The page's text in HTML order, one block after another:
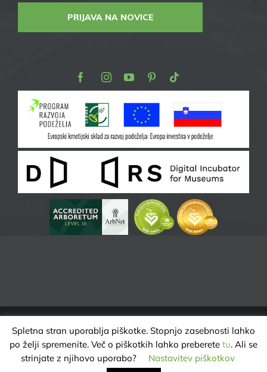
PRIJAVA NA NOVICE
FacebookInstagram
YoutubePinterest
ARBORETUM VOLČJI POTOK | VSE PRAVICE PRIDRŽANE @ 2025 |
VAROVANJE ZASEBNOSTI
Spletna stran uporablja piškotke. Stopnjo zasebnosti lahko
po želji spremenite. Več o piškotkih lahko preberete tu. Ali se
strinjate z njihovo uporabo?
Nastavitev piškotkov